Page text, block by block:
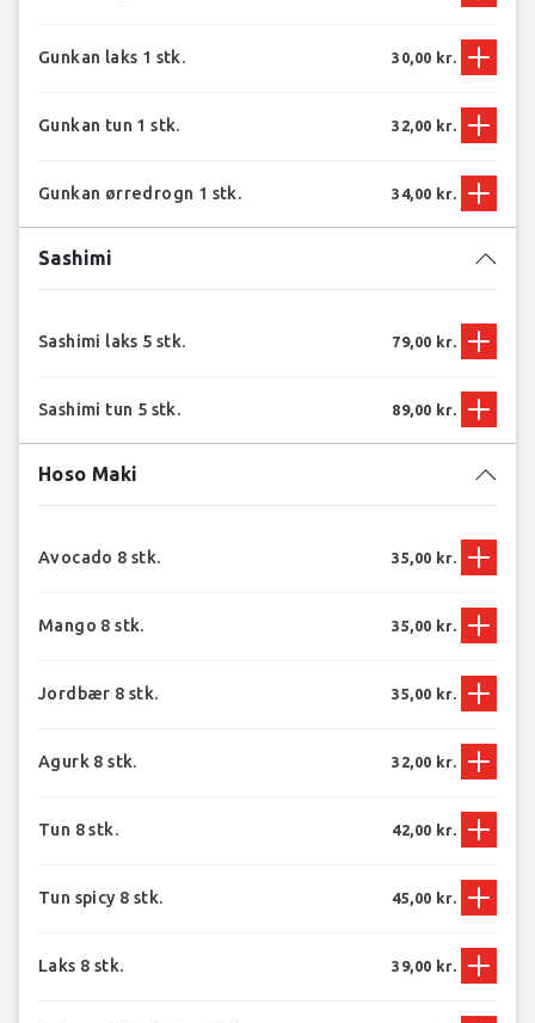
Gunkan laks 1 stk. 30,00 kr.
Gunkan tun 1 stk. 32,00 kr.
Gunkan ørredrogn 1 stk. 34,00 kr.
Sashimi
Sashimi laks 5 stk. 79,00 kr.
Sashimi tun 5 stk. 89,00 kr.
Hoso Maki
Avocado 8 stk. 35,00 kr.
Mango 8 stk. 35,00 kr.
Jordbær 8 stk. 35,00 kr.
Agurk 8 stk. 32,00 kr.
Tun 8 stk. 42,00 kr.
Tun spicy 8 stk. 45,00 kr.
Laks 8 stk. 39,00 kr.